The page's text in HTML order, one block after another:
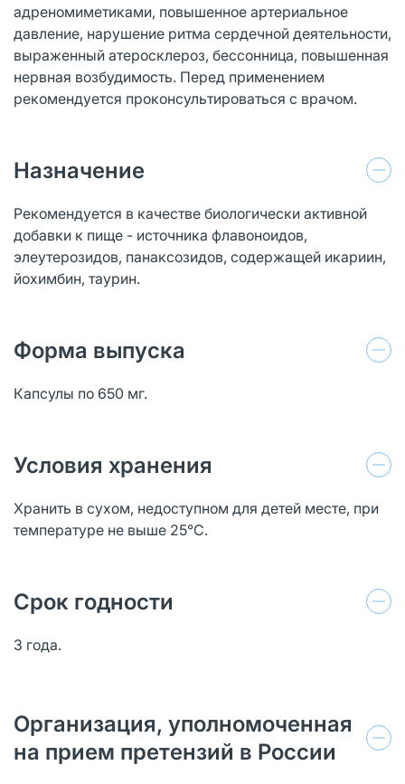
адреномиметиками, повышенное артериальное
давление, нарушение ритма сердечной деятельности,
выраженный атеросклероз, бессонница, повышенная
нервная возбудимость. Перед применением
рекомендуется проконсультироваться с врачом.
Назначение
Рекомендуется в качестве биологически активной
добавки к пище - источника флавоноидов,
элеутерозидов, панаксозидов, содержащей икариин,
йохимбин, таурин.
Форма выпуска
Капсулы по 650 мг.
Условия хранения
Хранить в сухом, недоступном для детей месте, при
температуре не выше 25°С.
Срок годности
3 года.
Организация, уполномоченная
на прием претензий в России